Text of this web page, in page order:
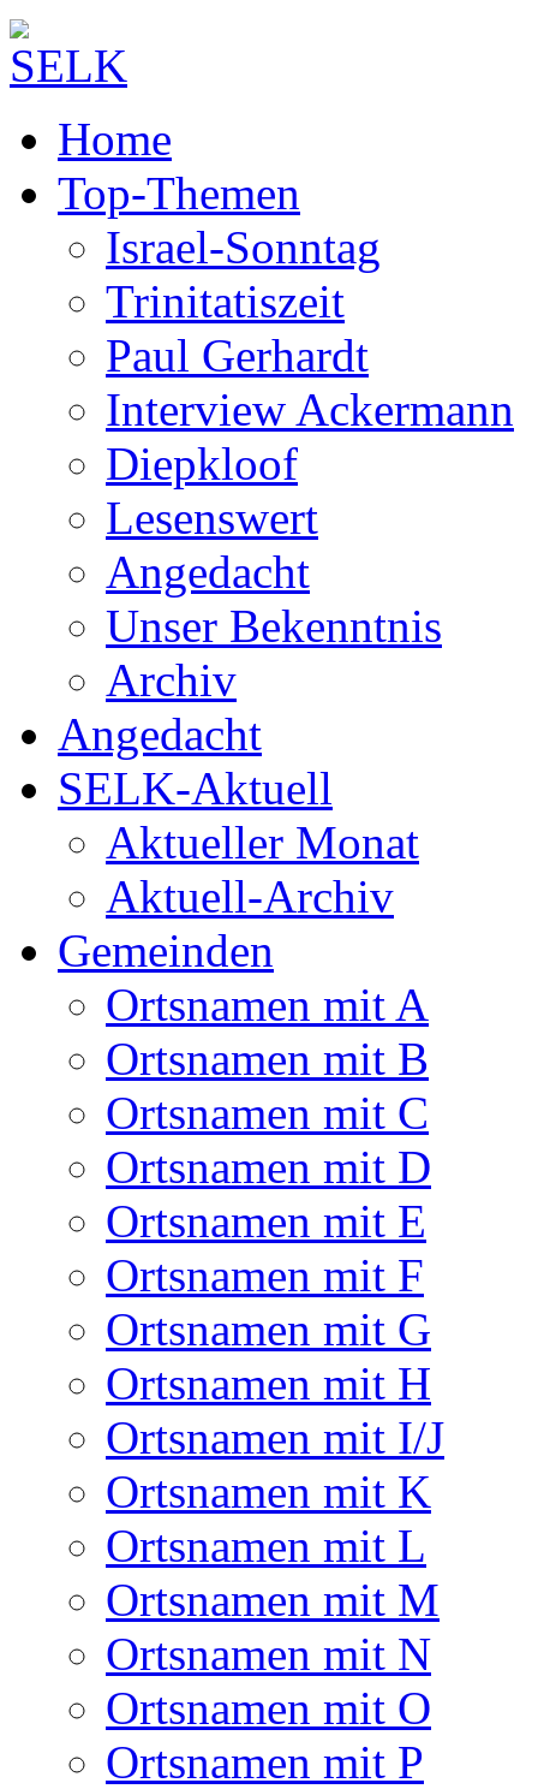
Home
Top-Themen
Israel-Sonntag
Trinitatiszeit
Paul Gerhardt
Interview Ackermann
Diepkloof
Lesenswert
Angedacht
Unser Bekenntnis
Archiv
Angedacht
SELK-Aktuell
Aktueller Monat
Aktuell-Archiv
Gemeinden
Ortsnamen mit A
Ortsnamen mit B
Ortsnamen mit C
Ortsnamen mit D
Ortsnamen mit E
Ortsnamen mit F
Ortsnamen mit G
Ortsnamen mit H
Ortsnamen mit I/J
Ortsnamen mit K
Ortsnamen mit L
Ortsnamen mit M
Ortsnamen mit N
Ortsnamen mit O
Ortsnamen mit P